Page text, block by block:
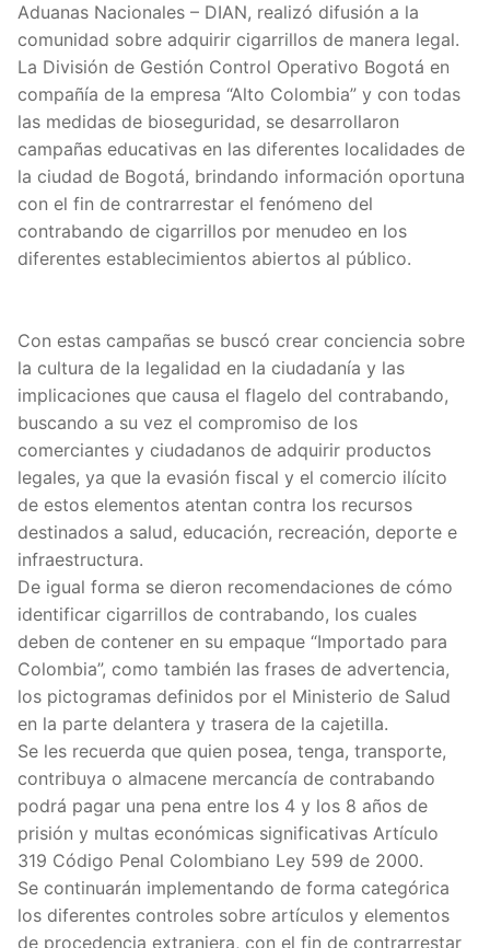
Aduanas Nacionales – DIAN, realizó difusión a la
comunidad sobre adquirir cigarrillos de manera legal.
La División de Gestión Control Operativo Bogotá en
compañía de la empresa “Alto Colombia” y con todas
las medidas de bioseguridad, se desarrollaron
campañas educativas en las diferentes localidades de
la ciudad de Bogotá, brindando información oportuna
con el fin de contrarrestar el fenómeno del
contrabando de cigarrillos por menudeo en los
diferentes establecimientos abiertos al público.
Con estas campañas se buscó crear conciencia sobre
la cultura de la legalidad en la ciudadanía y las
implicaciones que causa el flagelo del contrabando,
buscando a su vez el compromiso de los
comerciantes y ciudadanos de adquirir productos
legales, ya que la evasión fiscal y el comercio ilícito
de estos elementos atentan contra los recursos
destinados a salud, educación, recreación, deporte e
infraestructura.
De igual forma se dieron recomendaciones de cómo
identificar cigarrillos de contrabando, los cuales
deben de contener en su empaque “Importado para
Colombia”, como también las frases de advertencia,
los pictogramas definidos por el Ministerio de Salud
en la parte delantera y trasera de la cajetilla.
Se les recuerda que quien posea, tenga, transporte,
contribuya o almacene mercancía de contrabando
podrá pagar una pena entre los 4 y los 8 años de
prisión y multas económicas significativas Artículo
319 Código Penal Colombiano Ley 599 de 2000.
Se continuarán implementando de forma categórica
los diferentes controles sobre artículos y elementos
de procedencia extranjera, con el fin de contrarrestar